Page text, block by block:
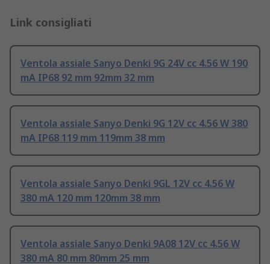
Link consigliati
Ventola assiale Sanyo Denki 9G 24V cc 4.56 W 190
mA IP68 92 mm 92mm 32 mm
Ventola assiale Sanyo Denki 9G 12V cc 4.56 W 380
mA IP68 119 mm 119mm 38 mm
Ventola assiale Sanyo Denki 9GL 12V cc 4.56 W
380 mA 120 mm 120mm 38 mm
Ventola assiale Sanyo Denki 9A08 12V cc 4.56 W
380 mA 80 mm 80mm 25 mm